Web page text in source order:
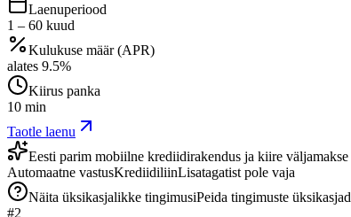
Laenuperiood
1 – 60 kuud
Kulukuse määr (APR)
alates 9.5%
Kiirus panka
10 min
Taotle laenu
Eesti parim mobiilne krediidirakendus ja kiire väljamakse
Automaatne vastusKrediidiliinLisatagatist pole vaja
Näita üksikasjalikke tingimusiPeida tingimuste üksikasjad
#2